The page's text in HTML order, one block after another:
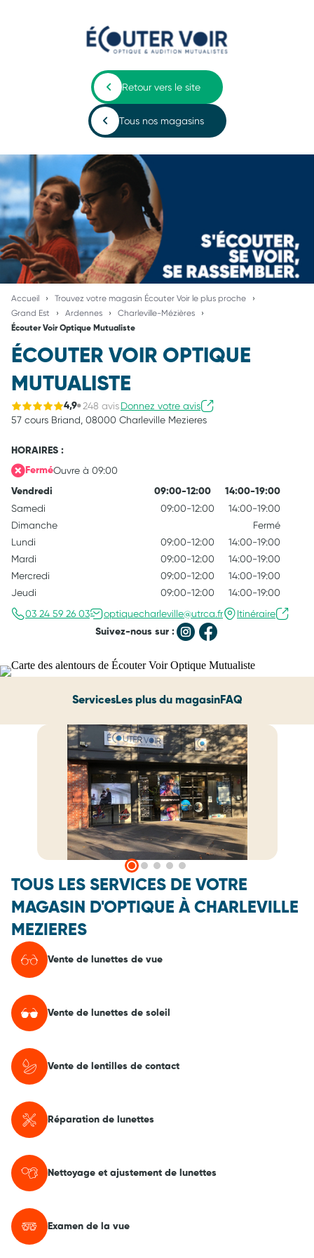
Retour vers le site
Tous nos magasins
Accueil
Trouvez votre magasin Écouter Voir le plus proche
Grand Est
Ardennes Charleville-Mézières
Écouter Voir Optique Mutualiste
ÉCOUTER VOIR OPTIQUE
MUTUALISTE
4,9 248 avisDonnez votre avis
57 cours Briand, 08000 Charleville Mezieres
HORAIRES :
FerméOuvre à 09:00
Vendredi 09:00-12:00 14:00-19:00
Samedi 09:00-12:00
14:00-19:00
Dimanche
Fermé
Lundi
09:00-12:00
14:00-19:00
Mardi
09:00-12:00
14:00-19:00
Mercredi
09:00-12:00
14:00-19:00
Jeudi
09:00-12:00
14:00-19:00
03 24 59 26 03
optiquecharleville@utrca.fr Itinéraire
Suivez-nous sur :
ServicesLes plus du magasinFAQ
TOUS LES SERVICES DE VOTRE
MAGASIN D'OPTIQUE À CHARLEVILLE
MEZIERES
Vente de lunettes de vue
Vente de lunettes de soleil
Vente de lentilles de contact
Réparation de lunettes
Nettoyage et ajustement de lunettes
Examen de la vue